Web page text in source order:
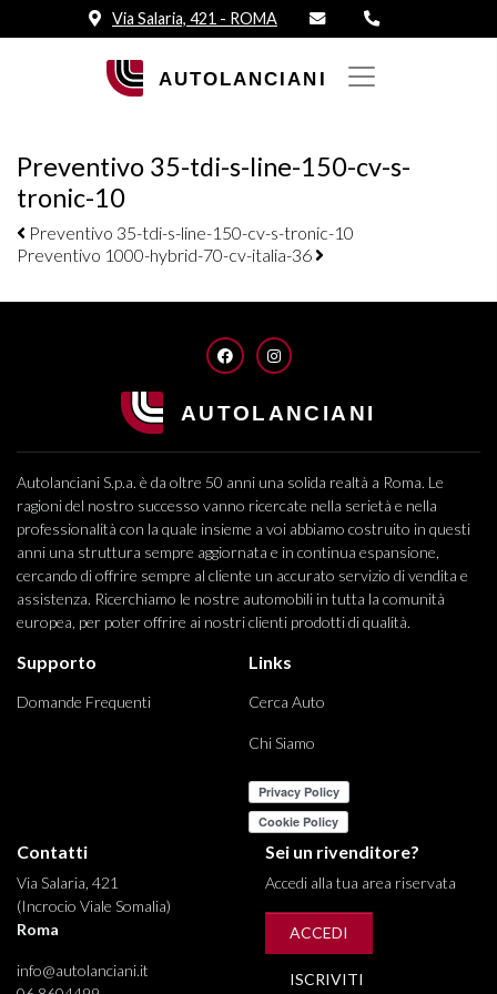
Via Salaria, 421 - ROMA
Preventivo 35-tdi-s-line-150-cv-s-
tronic-10
Navigazione elementi
Preventivo 35-tdi-s-line-150-cv-s-tronic-10
Preventivo 1000-hybrid-70-cv-italia-36
FACEBOOKINSTAGRAM
Autolanciani S.p.a. è da oltre 50 anni una solida realtà a Roma. Le
ragioni del nostro successo vanno ricercate nella serietà e nella
professionalità con la quale insieme a voi abbiamo costruito in questi
anni una struttura sempre aggiornata e in continua espansione,
cercando di offrire sempre al cliente un accurato servizio di vendita e
assistenza. Ricerchiamo le nostre automobili in tutta la comunità
europea, per poter offrire ai nostri clienti prodotti di qualità.
Supporto
Domande Frequenti
Links
Cerca Auto
Chi Siamo
Contatti
Via Salaria, 421
(Incrocio Viale Somalia)
Roma
info@autolanciani.it
Sei un rivenditore?
Accedi alla tua area riservata
ACCEDI
ISCRIVITI